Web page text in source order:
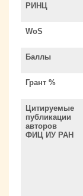
РИНЦ
WoS
Баллы
Грант %
Цитируемые
публикации
авторов
ФИЦ ИУ РАН